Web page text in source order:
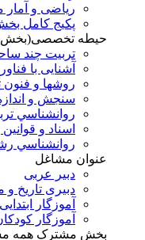
ریاضی و آمار
پکیج کامل
حیطه تخصصی(بخش
تربیت چند
آشنایی با
روشها و
سنجش و
روانشناسي
اسناد و
روانشناسي
عنوان مشاغل
دبير عربی
دبیری تاریخ
آموزگار ابتدایی
آموزگار
بخش مشترک همه